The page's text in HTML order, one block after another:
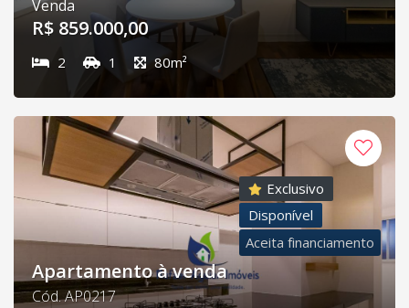
Venda
R$ 859.000,00
2 1 80m²
Exclusivo
Disponível
Aceita financiamento
Apartamento à venda
Cód. AP0217